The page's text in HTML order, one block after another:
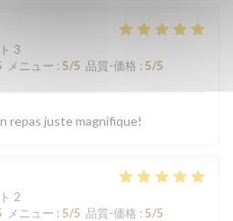
3
メニュー : 5/5 品質-価格 : 5/5
repas juste magnifique!
2
メニュー : 5/5 品質-価格 : 5/5